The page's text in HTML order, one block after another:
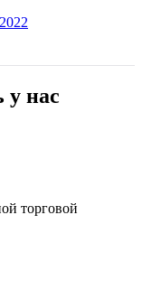
у нас
торговой